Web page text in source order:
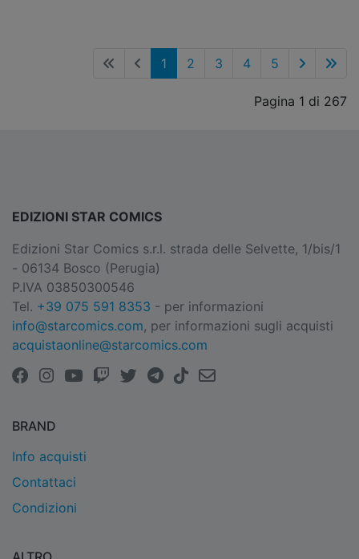
1 2 3 4 5
Pagina 1 di 267
EDIZIONI STAR COMICS
Edizioni Star Comics s.r.l. strada delle Selvette, 1/bis/1
- 06134 Bosco (Perugia)
P.IVA 03850300546
Tel. +39 075 591 8353 - per informazioni
info@starcomics.com, per informazioni sugli acquisti
acquistaonline@starcomics.com
BRAND
Info acquisti
Contattaci
Condizioni